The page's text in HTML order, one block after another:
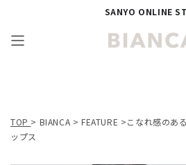
SANYO ONLINE
TOP > BIANCA >FEATURE >こなれ感のあ
ップス